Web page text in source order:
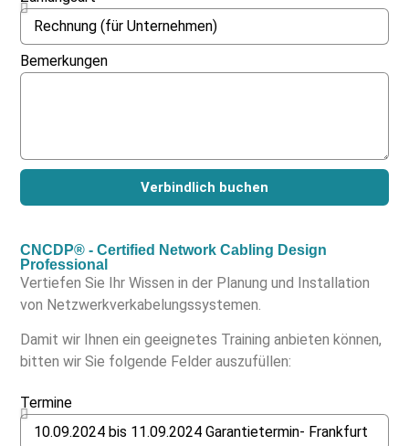
Bemerkungen
Verbindlich buchen
CNCDP® - Certified Network Cabling Design
Professional
Vertiefen Sie Ihr Wissen in der Planung und Installation
von Netzwerkverkabelungssystemen.
Damit wir Ihnen ein geeignetes Training anbieten können,
bitten wir Sie folgende Felder auszufüllen:
Termine